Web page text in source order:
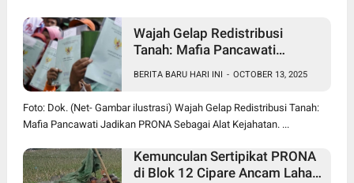
Wajah Gelap Redistribusi
Tanah: Mafia Pancawati
BERITA BARU HARI INI - OCTOBER 13, 2025
Foto: Dok. (Net- Gambar ilustrasi) Wajah Gelap Redistribusi Tanah:
Mafia Pancawati Jadikan PRONA Sebagai Alat Kejahatan. ...
Kemunculan Sertipikat PRONA
di Blok 12 Cipare Ancam Lahan